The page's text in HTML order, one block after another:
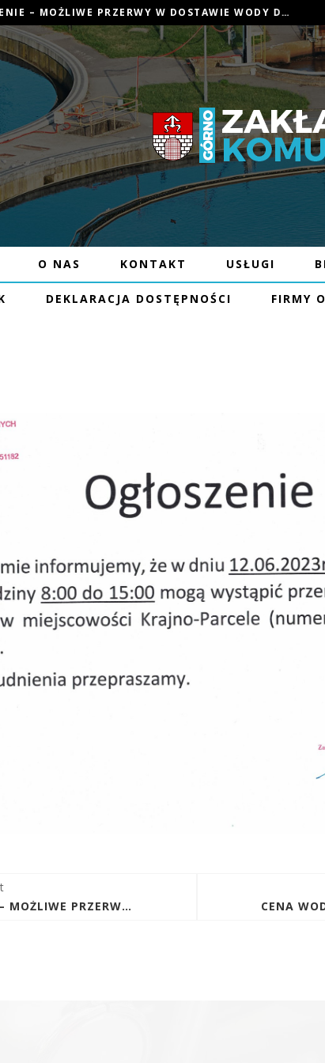
OGŁOSZENIE – MOŻLIWE PRZERWY W DOSTAWIE WODY DNIA 16.07.26R W MIEJSCOWOŚCI BĘCZKÓW
O NAS KONTAKT USŁUGI
DEKLARACJA DOSTĘPNOŚCI FIRMY
OGŁOSZENIE – MOŻLIWE PRZERWY W DOSTAWIE WODY DNIA 12-13.06.23R W MIEJSCOWOŚCI GÓRNO I GÓRNO-PARCELE